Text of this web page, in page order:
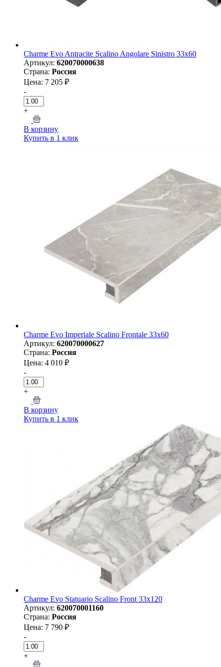
Charme Evo Antracite Scalino Angolare Sinistro 33х60
Артикул: 620070000638
Страна: Россия
Цена: 7 205 ₽
-
+
В корзину
Купить в 1 клик
Charme Evo Imperiale Scalino Frontale 33х60
Артикул: 620070000627
Страна: Россия
Цена: 4 010 ₽
-
+
В корзину
Купить в 1 клик
Charme Evo Statuario Scalino Front 33x120
Артикул: 620070001160
Страна: Россия
Цена: 7 790 ₽
-
+